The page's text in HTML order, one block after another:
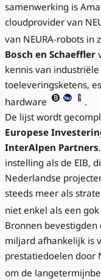
samenwerking is
cloudprovider van
van NEURA-robots in
Bosch en Schaeffler
kennis van
toeleveringsketens,
hardware
.
De lijst wordt
Europese
InterAlpen Partners
instelling als de EIB,
Nederlandse
steeds meer als
niet enkel als een
Bronnen
miljard afhankelijk is
prestatiedoelen door
om de